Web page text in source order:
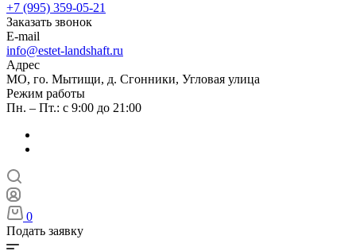
+7 (995) 359-05-21
Заказать звонок
E-mail
info@estet-landshaft.ru
Адрес
МО, го. Мытищи, д. Сгонники, Угловая улица
Режим работы
Пн. – Пт.: с 9:00 до 21:00
0
Подать заявку